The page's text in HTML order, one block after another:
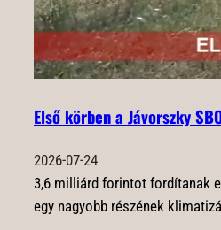
Első körben a Jávorszky
2026-07-24
3,6 milliárd forintot fordítanak
egy nagyobb részének